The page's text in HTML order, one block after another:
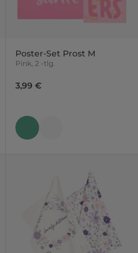
Poster-Set Prost M
Pink, 2 -tlg.
3,99 €